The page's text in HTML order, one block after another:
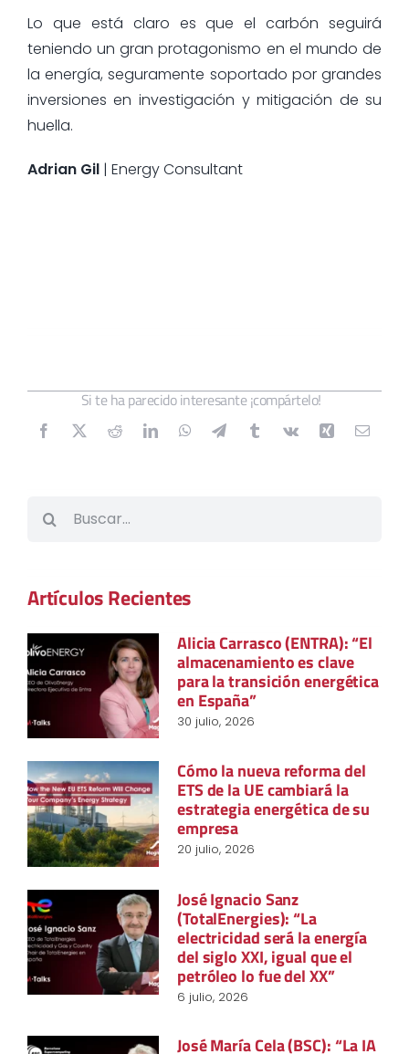
Lo que está claro es que el carbón seguirá
teniendo un gran protagonismo en el mundo de
la energía, seguramente soportado por grandes
inversiones en investigación y mitigación de su
huella.
Adrian Gil| Energy Consultant
Si te ha parecido interesante ¡compártelo!
Artículos Recientes
Alicia Carrasco (ENTRA): “El
almacenamiento es clave
para la transición energética
en España”
30 julio, 2026
Cómo la nueva reforma del
ETS de la UE cambiará la
estrategia energética de su
empresa
20 julio, 2026
José Ignacio Sanz
(TotalEnergies): “La
electricidad será la energía
del siglo XXI, igual que el
petróleo lo fue del XX”
6 julio, 2026
José María Cela (BSC): “La IA